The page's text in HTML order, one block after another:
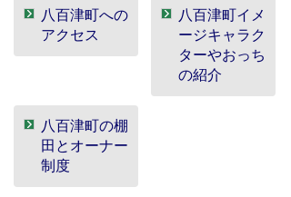
八百津町への
アクセス
八百津町イメ
ージキャラク
ターやおっち
の紹介
八百津町の棚
田とオーナー
制度